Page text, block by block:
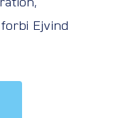
Ejvind